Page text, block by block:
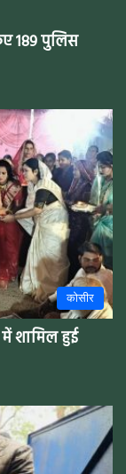
189 पुलिस
कोसीर
शामिल हुई